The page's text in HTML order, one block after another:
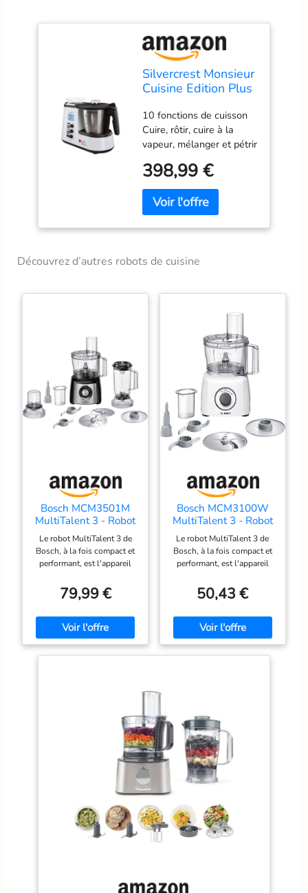
Silvercrest Monsieur
Cuisine Edition Plus
Accessoire Lavable
Noir,argent
10 fonctions de cuisson
Cuire, rôtir, cuire à la
vapeur, mélanger et pétrir
réduire en purée,
émulsionner, tourner à
droite/gauche, peser
398,99 €
Découvrez d’autres robots de cuisine
Bosch MCM3501M
MultiTalent 3 - Robot
de cuisine, Puissant
moteur, Blender
Le robot MultiTalent 3 de
Bosch, à la fois compact et
performant, est l'appareil
permettra de réussir toutes
vos préparations et recettes,
Hautement polyvalent : le
robot est doté de plus de 50
fonctions dont fouetter,
café pour moudre grains de
café et épices / Couteau
multifonction MultiLevel6
doté de 3 doubles lames La
grande capacité du bol de
jusqu'à 0,8 kg de pâte à
gâteau / Mini-hachoir avec 4
lames inox pour hacher des
petites quantités de viande
multifonctions pour réaliser
79,99 €
Bosch MCM3100W
MultiTalent 3 - Robot
de cuisine, puissant
moteur
Le robot MultiTalent 3 de
Bosch, à la fois compact et
performant, est l'appareil
permettra de réussir toutes
vos préparations et recettes,
Son format extrêmement
compact le rend adapté
même aux cuisines les plus
fonctions dont fouetter,
mélanger, battre, mixer,
mélanger ou râper ; Grande
puissance de 800 W La
grande capacité du bol de
2,3 L permet de préparer
gâteau ; Couteau
multifonctions inox et
disque réversible pour râper
multifonctions pour réaliser
50,43 €